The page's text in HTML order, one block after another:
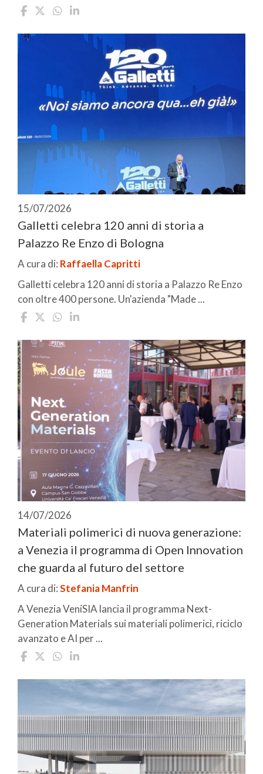
15/07/2026
Galletti celebra 120 anni di storia a
Palazzo Re Enzo di Bologna
A cura di: Raffaella Capritti
Galletti celebra 120 anni di storia a Palazzo Re Enzo
con oltre 400 persone. Un'azienda "Made ...
14/07/2026
Materiali polimerici di nuova generazione:
a Venezia il programma di Open Innovation
che guarda al futuro del settore
A cura di:Stefania Manfrin
A Venezia VeniSIA lancia il programma Next-
Generation Materials sui materiali polimerici, riciclo
avanzato e AI per ...